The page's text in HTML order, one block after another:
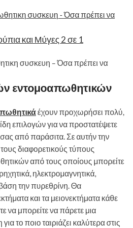
και Μύγες 2 σε 1
συσκευη – Όσα πρέπει να
εντομοαπωθητικών
έχουν προχωρήσει πολύ,
επιλογών για να προστατέψετε
σας από παράσιτα. Σε αυτήν την
διαφορετικούς τύπους
από τους οποίους μπορείτε
ηλεκτρομαγνητικά,
την πυρεθρίνη. Θα
και τα μειονεκτήματα κάθε
να μπορείτε να πάρετε μια
το ποιο ταιριάζει καλύτερα στις